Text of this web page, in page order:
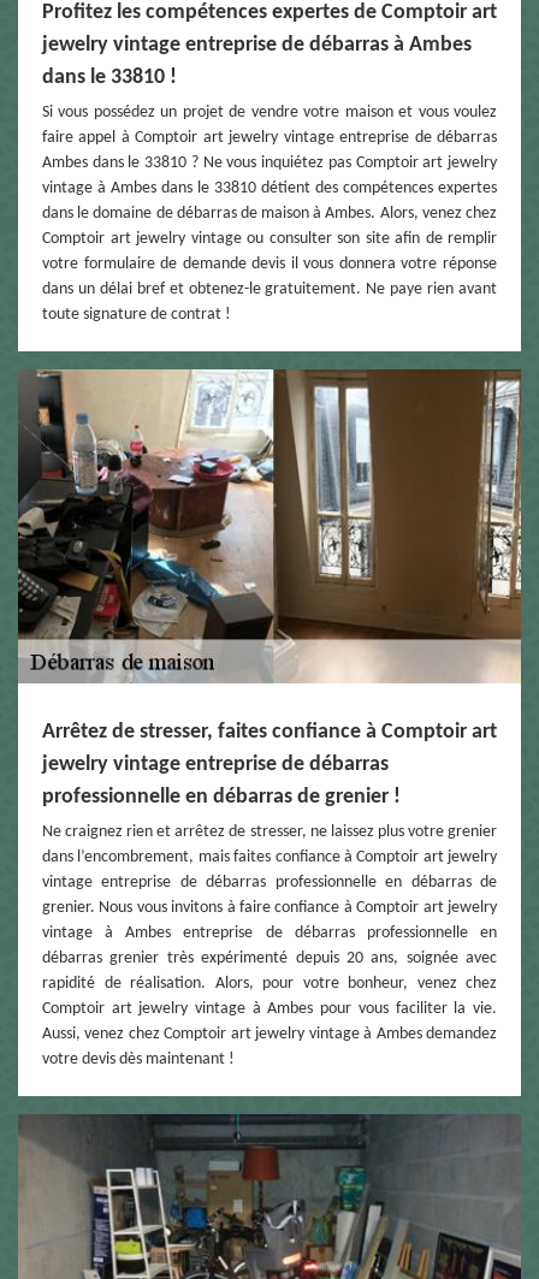
Profitez les compétences expertes de Comptoir art
jewelry vintage entreprise de débarras à Ambes
dans le 33810 !
Si vous possédez un projet de vendre votre maison et vous voulez
faire appel à Comptoir art jewelry vintage entreprise de débarras
Ambes dans le 33810 ? Ne vous inquiétez pas Comptoir art jewelry
vintage à Ambes dans le 33810 détient des compétences expertes
dans le domaine de débarras de maison à Ambes. Alors, venez chez
Comptoir art jewelry vintage ou consulter son site afin de remplir
votre formulaire de demande devis il vous donnera votre réponse
dans un délai bref et obtenez-le gratuitement. Ne paye rien avant
toute signature de contrat !
Arrêtez de stresser, faites confiance à Comptoir art
jewelry vintage entreprise de débarras
professionnelle en débarras de grenier !
Ne craignez rien et arrêtez de stresser, ne laissez plus votre grenier
dans l’encombrement, mais faites confiance à Comptoir art jewelry
vintage entreprise de débarras professionnelle en débarras de
grenier. Nous vous invitons à faire confiance à Comptoir art jewelry
vintage à Ambes entreprise de débarras professionnelle en
débarras grenier très expérimenté depuis 20 ans, soignée avec
rapidité de réalisation. Alors, pour votre bonheur, venez chez
Comptoir art jewelry vintage à Ambes pour vous faciliter la vie.
Aussi, venez chez Comptoir art jewelry vintage à Ambes demandez
votre devis dès maintenant !